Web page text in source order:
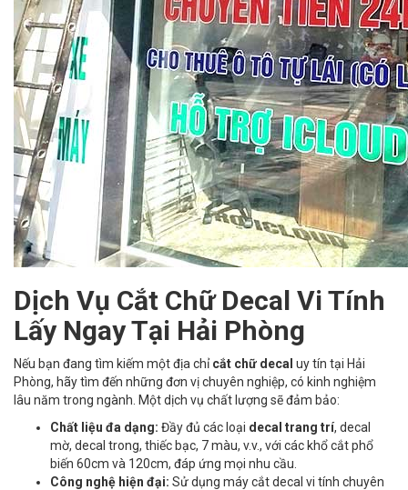
Dịch Vụ Cắt Chữ Decal Vi Tính
Lấy Ngay Tại Hải Phòng
Nếu bạn đang tìm kiếm một địa chỉcắt chữ decal uy tín tại Hải
Phòng, hãy tìm đến những đơn vị chuyên nghiệp, có kinh nghiệm
lâu năm trong ngành. Một dịch vụ chất lượng sẽ đảm bảo:
Chất liệu đa dạng: Đầy đủ các loại decal trang trí, decal
mờ, decal trong, thiếc bạc, 7 màu, v.v., với các khổ cắt phổ
biến 60cm và 120cm, đáp ứng mọi nhu cầu.
Công nghệ hiện đại: Sử dụng máy cắt decal vi tính chuyên